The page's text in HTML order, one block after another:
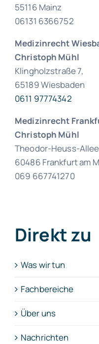
55116 Mainz
06131 6366752
Medizinrecht
Christoph Mühl
Klingholzstraße 7,
65189 Wiesbaden
0611 97774342
Medizinrecht
Christoph Mühl
Theodor-Heuss-Allee
60486 Frankfurt am
069 667741270
Direkt zu
Was wir tun
Fachbereiche
Über uns
Nachrichten